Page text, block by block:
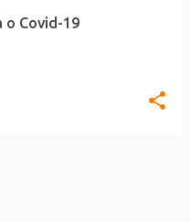
o Covid-19